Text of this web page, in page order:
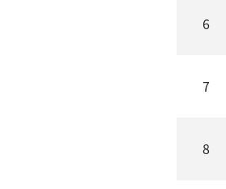
6
7
8